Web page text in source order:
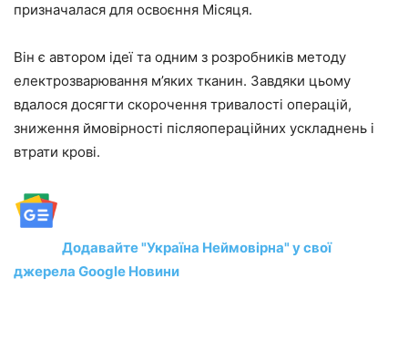
призначалася для освоєння Місяця.
Він є автором ідеї та одним з розробників методу
електрозварювання м’яких тканин. Завдяки цьому
вдалося досягти скорочення тривалості операцій,
зниження ймовірності післяопераційних ускладнень і
втрати крові.
Додавайте "Україна Неймовірна" у свої
джерела Google Новини